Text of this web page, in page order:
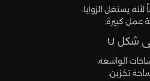
لأنه يستغل الزوايا.
عمل كبيرة.
الواسعة.
تخزين.